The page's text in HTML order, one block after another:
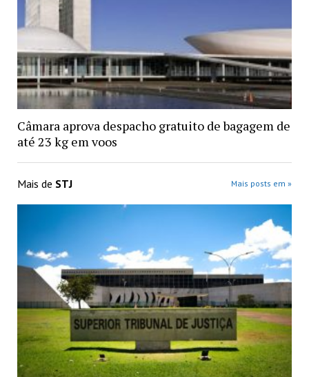
Câmara aprova despacho gratuito de bagagem de
até 23 kg em voos
Mais de STJ Mais posts em »